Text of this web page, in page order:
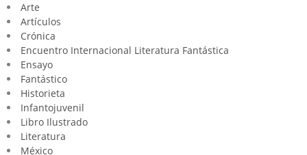
Arte
Artículos
Crónica
Encuentro Internacional Literatura Fantástica
Ensayo
Fantástico
Historieta
Infantojuvenil
Libro Ilustrado
Literatura
México